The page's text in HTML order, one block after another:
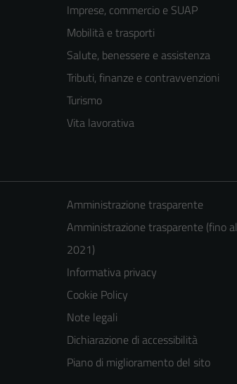
Imprese, commercio e SUAP
Mobilità e trasporti
Salute, benessere e assistenza
Tributi, finanze e contravvenzioni
Turismo
Vita lavorativa
Amministrazione trasparente
Amministrazione trasparente (fino al
2021)
Informativa privacy
Cookie Policy
Note legali
Dichiarazione di accessibilità
Piano di miglioramento del sito
Tecnici
Questi cookie
sono necessari
per il
funzionamento
del sito e non